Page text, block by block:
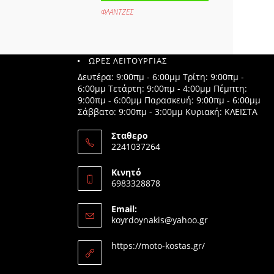
ΦΛΑΝΤΖΕΣ
ΩΡΕΣ ΛΕΙΤΟΥΡΓΙΑΣ
Δευτέρα: 9:00πμ - 6:00μμ Τρίτη: 9:00πμ -
6:00μμ Τετάρτη: 9:00πμ - 4:00μμ Πέμπτη:
9:00πμ - 6:00μμ Παρασκευή: 9:00πμ - 6:00μμ
Σάββατο: 9:00πμ - 3:00μμ Κυριακή: ΚΛΕΙΣΤΑ
Σταθερο
2241037264
in
your
Κινητό
6983328878
in
your
application
Email:
koyrdoynakis@yahoo.grOpens
https://moto-kostas.gr/